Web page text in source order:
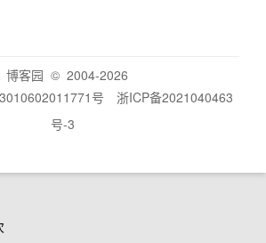
博客园 © 2004-2026
号
浙ICP备2021040463
号-3